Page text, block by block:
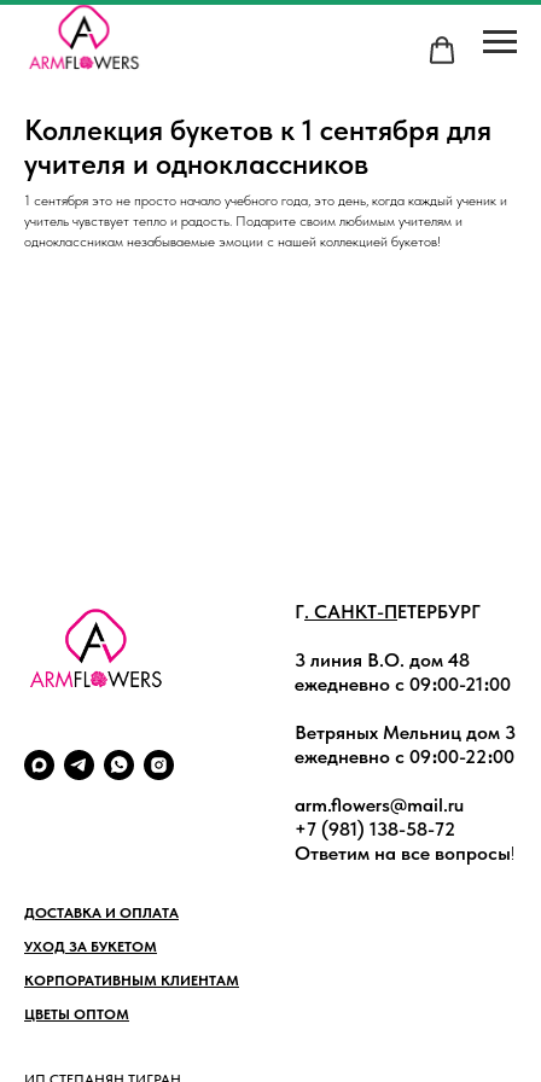
Коллекция букетов к 1 сентября для
учителя и одноклассников
1 сентября это не просто начало учебного года, это день, когда каждый ученик и
учитель чувствует тепло и радость. Подарите своим любимым учителям и
одноклассникам незабываемые эмоции с нашей коллекцией букетов!
Г. САНКТ-ПЕТЕРБУРГ
3 линия В.О. дом 48
ежедневно с 09։00-21։00
Ветряных Мельниц дом 3
ежедневно с 09։00-22։00
arm.flowers@mail.ru
+7 (981) 138-58-72
Ответим на все вопросы!
ДОСТАВКА И ОПЛАТА
УХОД ЗА БУКЕТОМ
КОРПОРАТИВНЫМ КЛИЕНТАМ
ЦВЕТЫ ОПТОМ